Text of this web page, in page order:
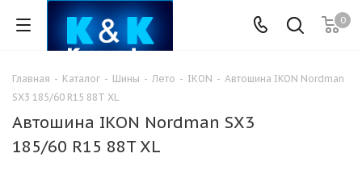
0
Главная - Каталог - Шины - Лето - IКON - Автошина IKON Nordman
SX3 185/60 R15 88T XL
Автошина IKON Nordman SX3
185/60 R15 88T XL